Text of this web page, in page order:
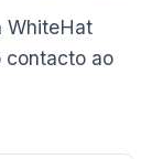
WhiteHat
contacto ao